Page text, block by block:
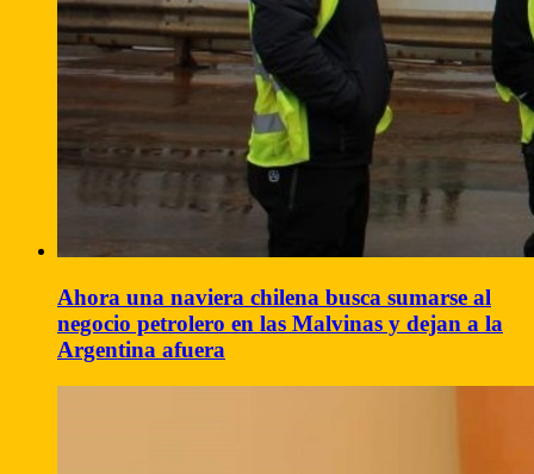
Ahora una naviera chilena busca sumarse al
negocio petrolero en las Malvinas y dejan a la
Argentina afuera